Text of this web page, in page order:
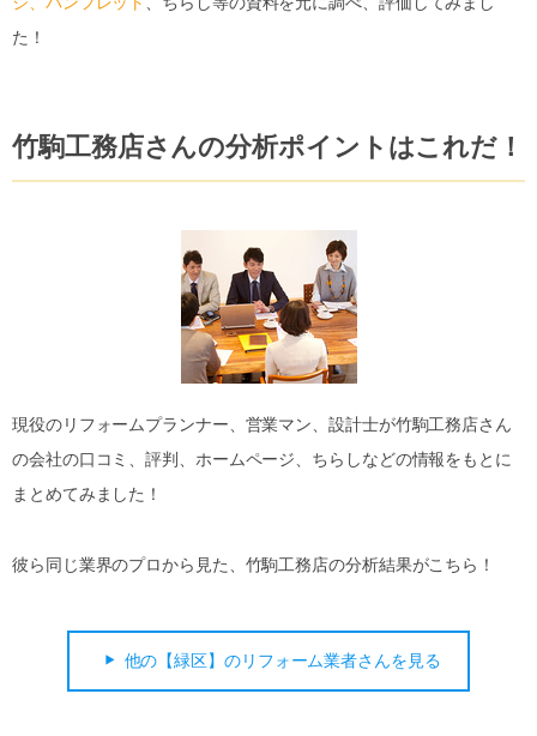
た！
竹駒工務店さんの分析ポイントはこれだ！
現役のリフォームプランナー、営業マン、設計士が竹駒工務店さん
の会社の口コミ、評判、ホームページ、ちらしなどの情報をもとに
まとめてみました！
彼ら同じ業界のプロから見た、竹駒工務店の分析結果がこちら！
他の【緑区】のリフォーム業者さんを見る